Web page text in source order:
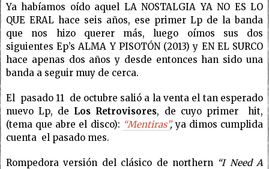
Ya habíamos oído aquel LA NOSTALGIA YA NO ES LO
QUE ERAL hace seis años, ese primer Lp de la banda
que nos hizo querer más, luego oímos sus dos
siguientes Ep’s ALMA Y PISOTÓN (2013) y EN EL SURCO
hace apenas dos años y desde entonces han sido una
banda a seguir muy de cerca.
El pasado 11 de octubre salió a la venta el tan esperado
nuevo Lp, de Los Retrovisores, de cuyo primer
hit,
(tema que abre el disco): “Mentiras”,ya dimos cumplida
cuenta el pasado mes.
Rompedora versión del clásico de northern “I Need A